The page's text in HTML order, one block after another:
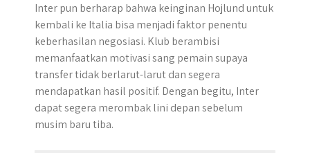
Inter pun berharap bahwa keinginan Hojlund untuk
kembali ke Italia bisa menjadi faktor penentu
keberhasilan negosiasi. Klub berambisi
memanfaatkan motivasi sang pemain supaya
transfer tidak berlarut-larut dan segera
mendapatkan hasil positif. Dengan begitu, Inter
dapat segera merombak lini depan sebelum
musim baru tiba.